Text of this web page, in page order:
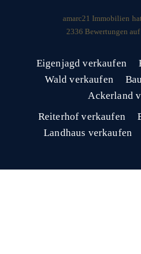
amarc21 Immobilien
2336 Bewertungen
Eigenjagd verkaufen
Wald verkaufen
Ackerland
Reiterhof verkaufen
Landhaus verkaufen